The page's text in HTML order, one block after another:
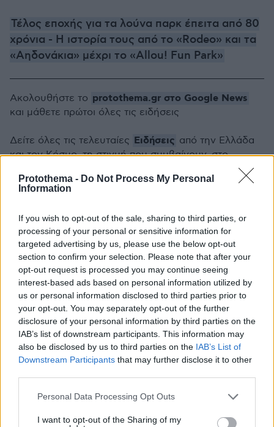
Protothema - Do Not Process My Personal
Information
If you wish to opt-out of the sale, sharing to third parties, or
processing of your personal or sensitive information for
targeted advertising by us, please use the below opt-out
section to confirm your selection. Please note that after your
opt-out request is processed you may continue seeing
interest-based ads based on personal information utilized by
us or personal information disclosed to third parties prior to
your opt-out. You may separately opt-out of the further
disclosure of your personal information by third parties on the
IAB’s list of downstream participants. This information may
also be disclosed by us to third parties on the IAB’s List of
Downstream Participants that may further disclose it to other
Please note that this website/app uses one or more Google
not limited to your visit or usage behaviour. You may click to
Personal Data Processing Opt Outs
I want to opt-out of the Sharing of my
Τέλος εποχής για τα λούνα παρκ έπειτα από 80
χρόνια - Η ιστορία τους από το «Rodeo» και τα
«Αηδονάκια» μέχρι το «Αllou! Fun Park»
Ακολουθήστε το protothema.gr στο Google News
και μάθετε πρώτοι όλες τις ειδήσεις
Δείτε όλες τις τελευταίες Ειδήσεις από την Ελλάδα
και τον Κόσμο, τη στιγμή που συμβαίνουν, στο